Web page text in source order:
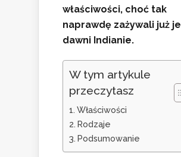
właściwości, choć tak
naprawdę zażywali już je
dawni Indianie.
W tym artykule
przeczytasz
Właściwości
Rodzaje
Podsumowanie